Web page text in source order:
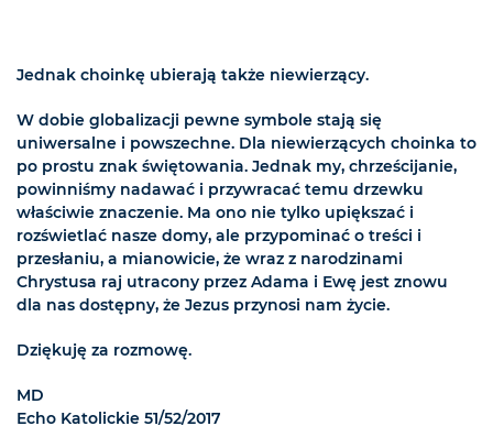
Jednak choinkę ubierają także niewierzący.
W dobie globalizacji pewne symbole stają się
uniwersalne i powszechne. Dla niewierzących choinka to
po prostu znak świętowania. Jednak my, chrześcijanie,
powinniśmy nadawać i przywracać temu drzewku
właściwie znaczenie. Ma ono nie tylko upiększać i
rozświetlać nasze domy, ale przypominać o treści i
przesłaniu, a mianowicie, że wraz z narodzinami
Chrystusa raj utracony przez Adama i Ewę jest znowu
dla nas dostępny, że Jezus przynosi nam życie.
Dziękuję za rozmowę.
MD
Echo Katolickie 51/52/2017